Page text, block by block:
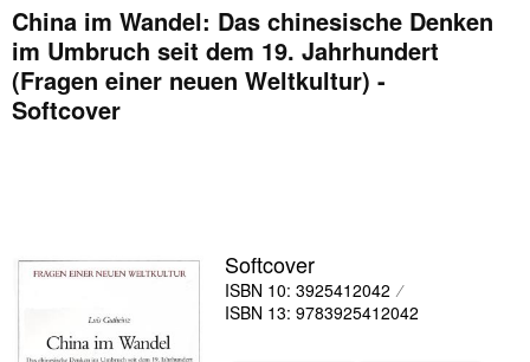
My Purchases
Advanced Search
Browse Collections
Sellers
Help
China im Wandel: Das chinesische Denken
im Umbruch seit dem 19. Jahrhundert
(Fragen einer neuen Weltkultur) -
Softcover
Softcover
ISBN 10: 3925412042
ISBN 13: 9783925412042